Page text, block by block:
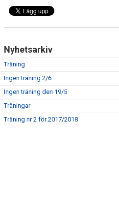
Nyhetsarkiv
Träning
Ingen träning 2/6
Ingen träning den 19/5
Träningar
Träning nr 2 för 2017/2018